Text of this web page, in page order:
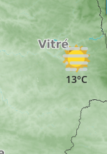
13°C